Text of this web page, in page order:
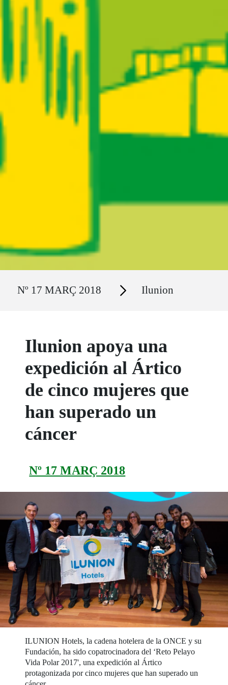
Nº 17 MARÇ 2018 Secciones Ilunion
Ilunion apoya una
expedición al Ártico
de cinco mujeres que
han superado un
cáncer
Nº 17 MARÇ 2018
ILUNION Hotels, la cadena hotelera de la ONCE y su
Fundación, ha sido copatrocinadora del ‘Reto Pelayo
Vida Polar 2017', una expedición al Ártico
protagonizada por cinco mujeres que han superado un